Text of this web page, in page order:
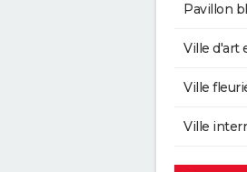
Pavillon
Ville d'art
Ville
Ville